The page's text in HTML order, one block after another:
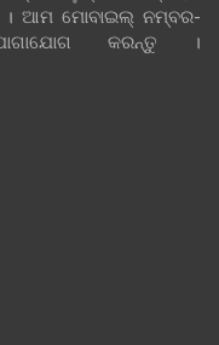
ଆମ ମୋବାଇଲ୍ ନମ୍ବର-
କରନ୍ତୁ ।